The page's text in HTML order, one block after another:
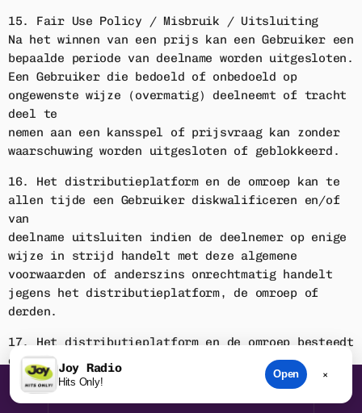
play_arrow
DREAMS
15. Fair Use Policy / Misbruik / Uitsluiting
Na het winnen van een prijs kan een Gebruiker een
bepaalde periode van deelname worden uitgesloten.
Een Gebruiker die bedoeld of onbedoeld op
ongewenste wijze (overmatig) deelneemt of tracht
deel te
nemen aan een kansspel of prijsvraag kan zonder
waarschuwing worden uitgesloten of geblokkeerd.
16. Het distributieplatform en de omroep kan te
allen tijde een Gebruiker diskwalificeren en/of
van
deelname uitsluiten indien de deelnemer op enige
wijze in strijd handelt met deze algemene
voorwaarden of anderszins onrechtmatig handelt
jegens het distributieplatform, de omroep of
derden.
17. Het distributieplatform en de omroep besteedt
de grootst mogelijke zorg aan de organisatie van
een promotioneel kansspel of prijsvraag.
Desondanks is het mogelijk dat de verstrekte
Joy Radio
Hits Only!
Open ×